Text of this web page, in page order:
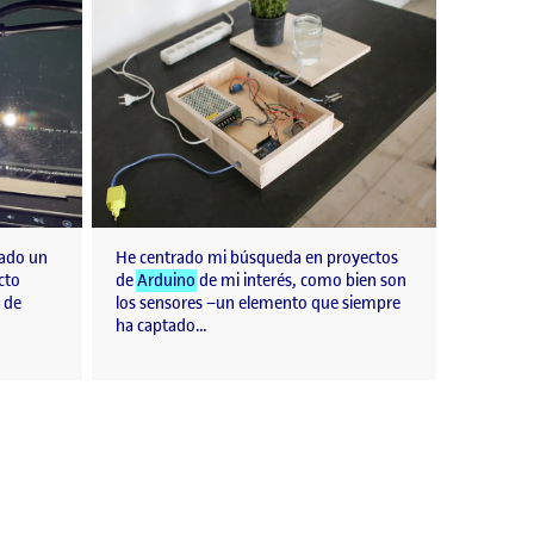
un
He centrado mi búsqueda en proyectos
deArduino de mi interés, como bien son
los sensores –un elemento que siempre
ha captado…